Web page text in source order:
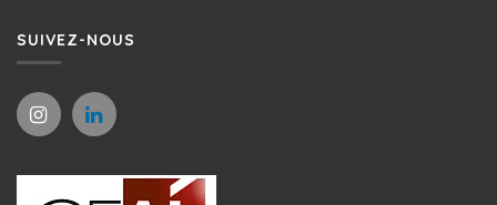
SUIVEZ-NOUS